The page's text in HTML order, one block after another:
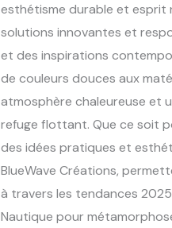
esthétisme durable et esprit
solutions innovantes et
et des inspirations
de couleurs douces aux
atmosphère chaleureuse et
refuge flottant. Que ce soit
des idées pratiques et
BlueWave Créations,
à travers les tendances
Nautique pour